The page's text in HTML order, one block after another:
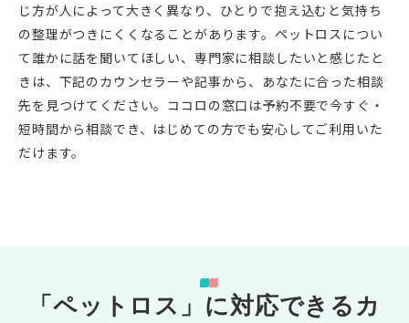
じ方が人によって大きく異なり、ひとりで抱え込むと気持ち
の整理がつきにくくなることがあります。ペットロスについ
て誰かに話を聞いてほしい、専門家に相談したいと感じたと
きは、下記のカウンセラーや記事から、あなたに合った相談
先を見つけてください。ココロの窓口は予約不要で今すぐ・
短時間から相談でき、はじめての方でも安心してご利用いた
だけます。
「ペットロス」に対応できるカ